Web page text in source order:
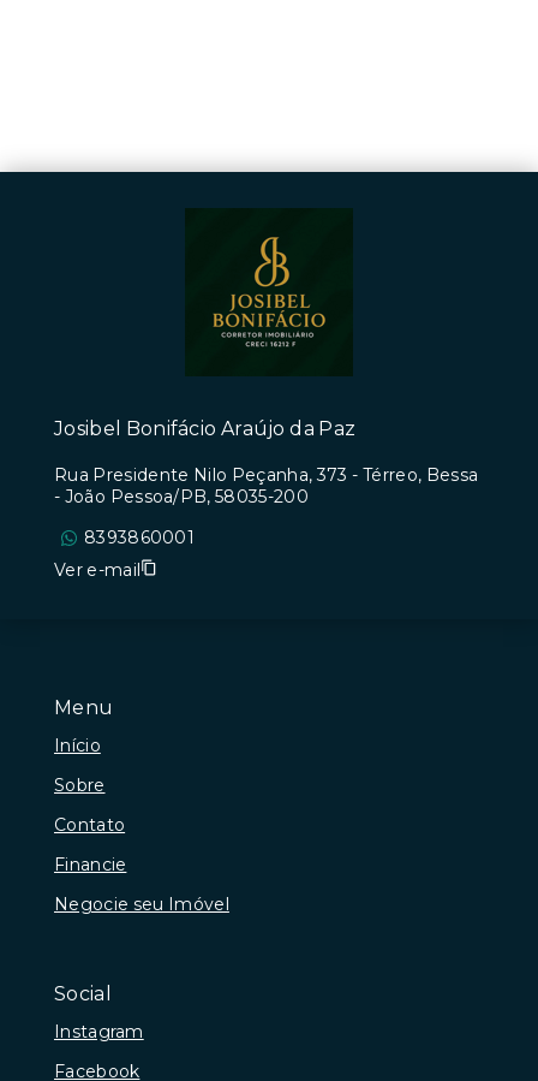
Menu
Início
Sobre
Contato
Financie
Negocie seu Imóvel
Social
Instagram
Facebook
Josibel Bonifácio Araújo da Paz
Rua Presidente Nilo Peçanha, 373 - Térreo, Bessa
- João Pessoa/PB, 58035-200
8393860001
Ver e-mail